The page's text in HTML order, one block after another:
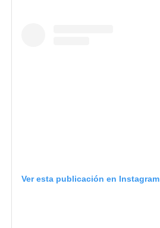
Ver esta publicación en Instagram